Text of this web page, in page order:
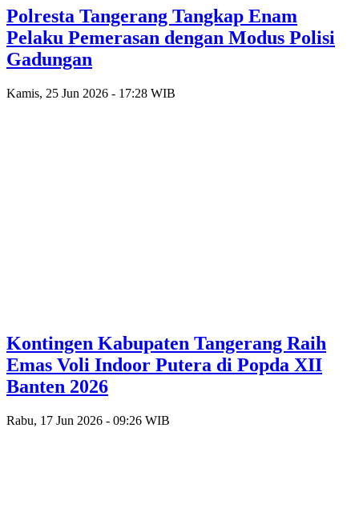
Polresta Tangerang Tangkap Enam
Pelaku Pemerasan dengan Modus Polisi
Gadungan
Kamis, 25 Jun 2026 - 17:28 WIB
Kontingen Kabupaten Tangerang Raih
Emas Voli Indoor Putera di Popda XII
Banten 2026
Rabu, 17 Jun 2026 - 09:26 WIB